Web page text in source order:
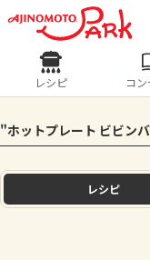
ログ
ログイン
ホーム
レシピ
人気の食材・
きゅうり
レシピ コ
"ホットプレート ビビン
レシピ